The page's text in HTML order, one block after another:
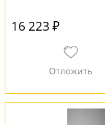
16 223 ₽